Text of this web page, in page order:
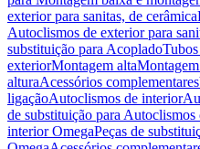
exterior para sanitas, de cerâmica
Autoclismos de exterior para
substituição para Acoplado
exteriorMontagem alta
alturaAcessórios complementares
ligaçãoAutoclismos de interior
de substituição para
interior OmegaPeças de